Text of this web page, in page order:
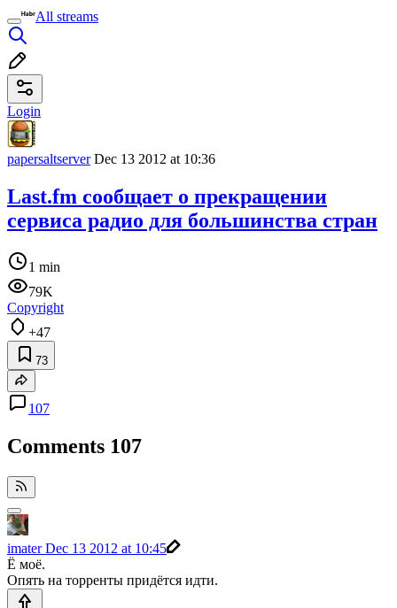
All streams
Login
papersaltserverDec 13 2012 at 10:36
Last.fm сообщает о прекращении
сервиса радио для большинства стран
1 min
79K
Copyright
+47
73
107
Comments 107
imaterDec 13 2012 at 10:45
Ё моё.
Опять на торренты придётся идти.